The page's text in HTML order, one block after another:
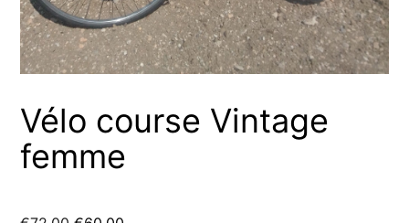
Vélo course Vintage
femme